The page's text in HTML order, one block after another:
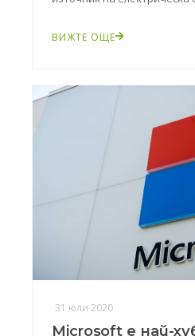
ВИЖТЕ ОЩЕ
31 юли 2020
Microsoft е най-